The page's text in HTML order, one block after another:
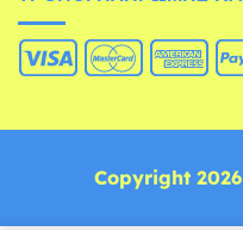
Copyright